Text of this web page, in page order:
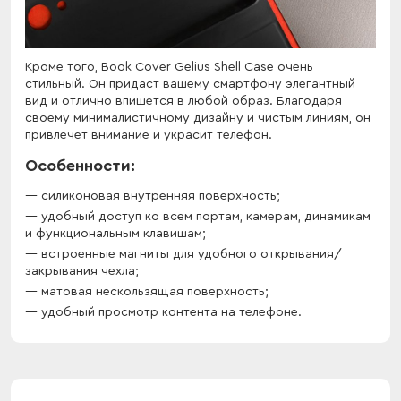
Кроме того, Book Cover Gelius Shell Case очень
стильный. Он придаст вашему смартфону элегантный
вид и отлично впишется в любой образ. Благодаря
своему минималистичному дизайну и чистым линиям, он
привлечет внимание и украсит телефон.
Особенности:
силиконовая внутренняя поверхность;
удобный доступ ко всем портам, камерам, динамикам
и функциональным клавишам;
встроенные магниты для удобного открывания/
закрывания чехла;
матовая нескользящая поверхность;
удобный просмотр контента на телефоне.